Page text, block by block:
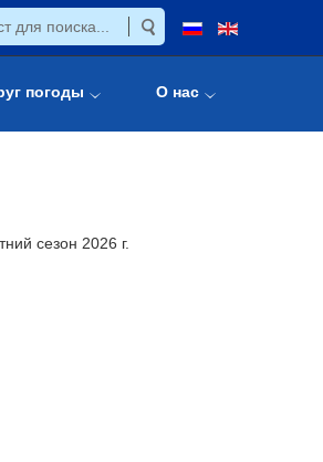
погоды О нас
сезон 2026 г.